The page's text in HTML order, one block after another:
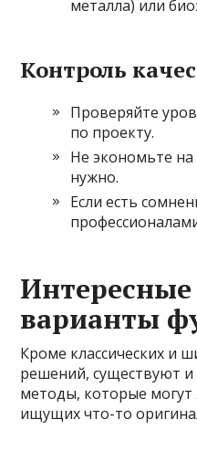
металла) или
Контроль
Проверяйте
по проекту.
Не экономьте
нужно.
Если есть
варианты
Кроме классических и
решений, существуют и
методы, которые
ищущих что-то